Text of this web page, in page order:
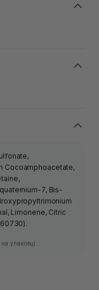
Cocoamphoacetate,
7, Bis-
Limonene, Citric
упаковці.